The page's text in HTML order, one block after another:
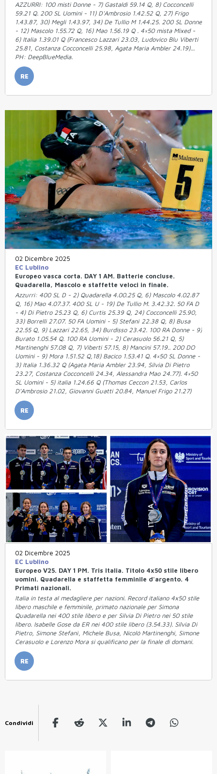
AZZURRI: 100 misti Donne - 7) Gastaldi 59.14 Q, 8) Cocconcelli
59.21 Q. 200 SL Uomini - 11) D'Ambrosio 1.42.52 Q, 27) Frigo
1.43.87, 30) Megli 1.43.97, 34) De Tullio M 1.44.25. 200 SL Donne
- 12) Mascolo 1.55.72 Q, 16) Mao 1.56.19 Q . 4×50 mista Mixed -
6) Italia 1.39.01 Q (Francesco Lazzari 23.03, Ludovico Blu Viberti
25.81, Costanza Cocconcelli 25.98, Agata Maria Ambler 24.19)...
PH: DeepBlueMedia.
RE
02 Dicembre 2025
EC Lublino
Europeo vasca corta. DAY 1 AM. Batterie concluse.
Quadarella, Mascolo e staffette veloci in finale.
Azzurri: 400 SL D - 2) Quadarella 4.00.25 Q, 6) Mascolo 4.02.87
Q, 16) Mao 4.07.37. 400 SL U - 19) De Tullio M. 3.42.32. 50 FA D
- 4) Di Pietro 25.23 Q, 6) Curtis 25.39 Q, 24) Cocconcelli 25.90,
33) Borrelli 27.07. 50 FA Uomini - 5) Stefanì 22.38 Q, 8) Busa
22.55 Q, 9) Lazzari 22.65, 34) Burdisso 23.42. 100 RA Donne - 9)
Burato 1.05.54 Q. 100 RA Uomini - 2) Cerasuolo 56.21 Q, 5)
Martinenghi 57.08 Q, 7) Viberti 57.15, 8) Mancini 57.19.. 200 DO
Uomini - 9) Mora 1.51.52 Q,18) Bacico 1.53.41 Q. 4×50 SL Donne -
3) Italia 1.36.32 Q (Agata Maria Ambler 23.94, Silvia Di Pietro
23.27, Costanza Cocconcelli 24.34, Alessandra Mao 24.77). 4×50
SL Uomini - 5) italia 1.24.66 Q (Thomas Ceccon 21.53, Carlos
D’Ambrosio 21.02, Giovanni Guatti 20.84, Manuel Frigo 21.27)
RE
02 Dicembre 2025
EC Lublino
Europeo V25. DAY 1 PM. Tris Italia. Titolo 4x50 stile libero
uomini. Quadarella e staffetta femminile d'argento. 4
Primati nazionali.
Italia in testa al medagliere per nazioni. Record italiano 4x50 stile
libero maschile e femminile, primato nazionale per Simona
Quadarella nei 400 stile libero e per Silvia Di Pietro nei 50 stile
libero. Isabelle Gose da ER nei 400 stile libero (3.54.33). Silvia Di
Pietro, Simone Stefanì, Michele Busa, Nicolò Martinenghi, Simone
Cerasuolo e Lorenzo Mora si qualificano per la finale di domani.
RE
Condividi